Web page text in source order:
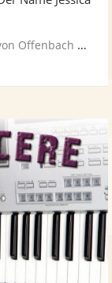
am Main